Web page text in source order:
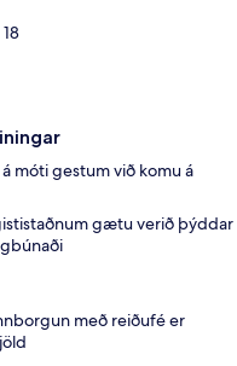
móti gestum við komu á
gætu verið þýddar
með reiðufé er